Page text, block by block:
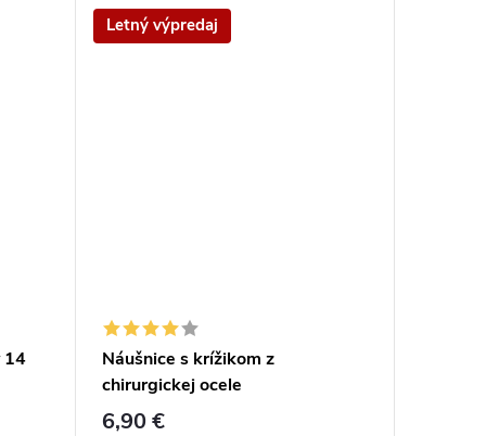
14
Letný výpredaj
Náušnice s krížikom z
chirurgickej ocele
6,90 €